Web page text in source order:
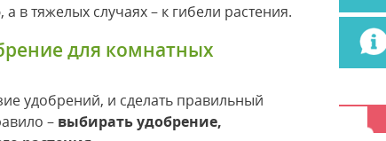
в тяжелых случаях – к гибели растения.
для комнатных
удобрений, и сделать правильный
– выбирать удобрение,